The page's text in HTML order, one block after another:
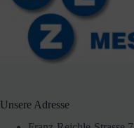
Unsere Adresse